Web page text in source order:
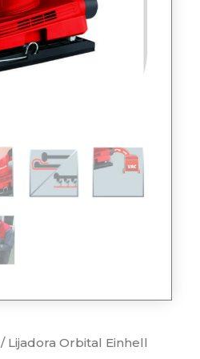
/ Lijadora Orbital Einhell